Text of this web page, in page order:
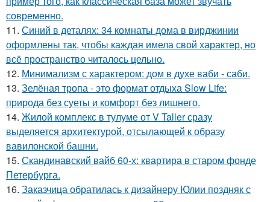
современно.
11. Синий в деталях: 34 комнаты дома в вирджинии
оформлены так, чтобы каждая имела свой характер, но
всё пространство читалось цельно.
12. Минимализм с характером: дом в духе ваби - саби.
13. Зелёная тропа - это формат отдыха Slow Life:
природа без суеты и комфорт без лишнего.
14. Жилой комплекс в тулуме от V Taller сразу
выделяется архитектурой, отсылающей к образу
вавилонской башни.
15. Скандинавский вайб 60-х: квартира в старом фонде
Петербурга.
16. Заказчица обратилась к дизайнеру Юлии поздняк с